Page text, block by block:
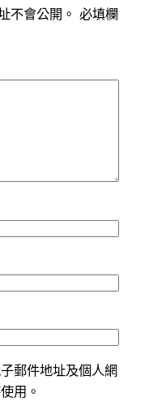
不會公開。 必填欄
郵件地址及個人網
用。